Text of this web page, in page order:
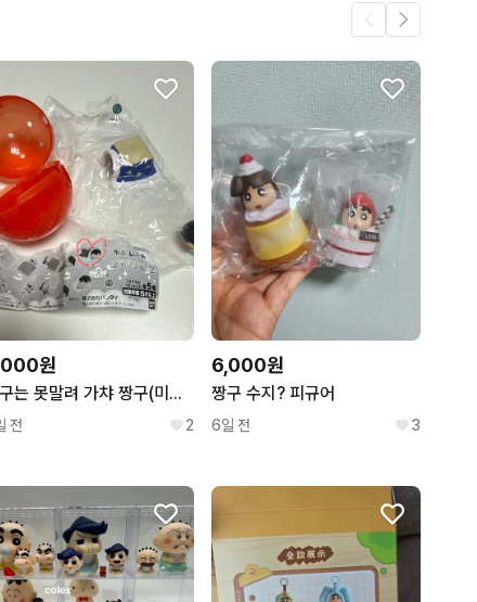
3
원
짱구는 못말려 가챠 짱구(미개봉)
전 2
6,000원
짱구 수지? 피규어
6일 전 3